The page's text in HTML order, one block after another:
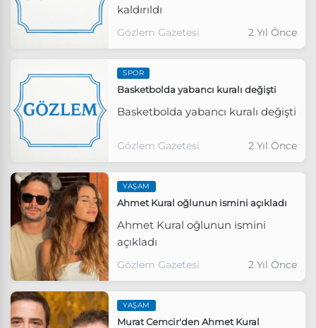
kaldırıldı
Gözlem Gazetesi 2 Yıl Önce
SPOR
Basketbolda yabancı kuralı değişti
Basketbolda yabancı kuralı değişti
Gözlem Gazetesi 2 Yıl Önce
YAŞAM
Ahmet Kural oğlunun ismini açıkladı
Ahmet Kural oğlunun ismini
açıkladı
Gözlem Gazetesi 2 Yıl Önce
YAŞAM
Murat Cemcir'den Ahmet Kural